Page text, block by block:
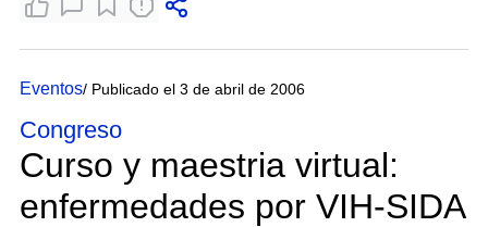
Eventos/ Publicado el 3 de abril de 2006
Congreso
Curso y maestria virtual:
enfermedades por VIH-SIDA